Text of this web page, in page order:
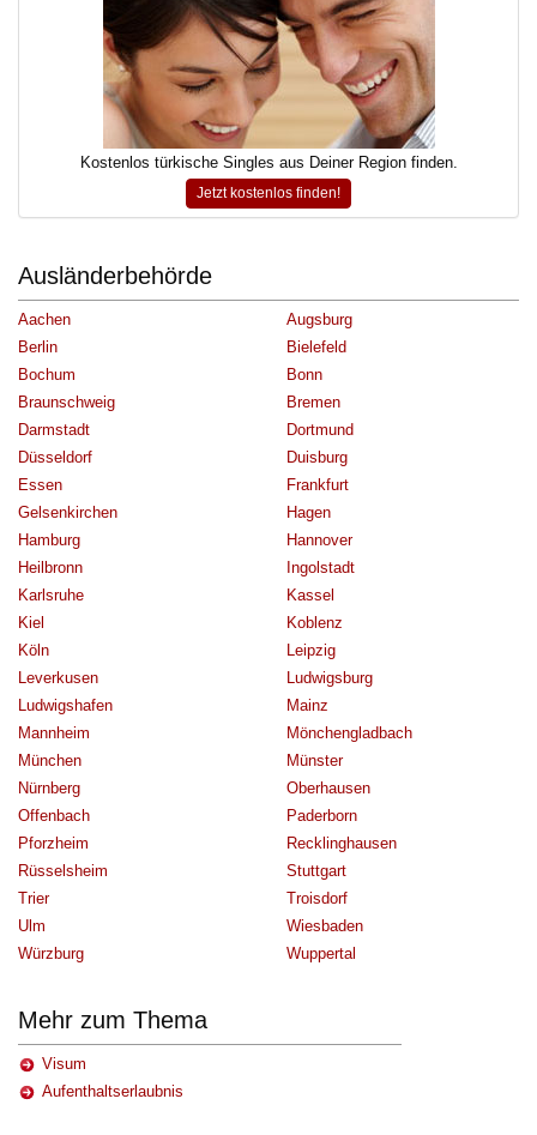
Kostenlos türkische Singles aus Deiner Region finden.
Jetzt kostenlos finden!
Ausländerbehörde
Aachen
Augsburg
Berlin
Bielefeld
Bochum
Bonn
Braunschweig
Bremen
Darmstadt
Dortmund
Düsseldorf
Duisburg
Essen
Frankfurt
Gelsenkirchen
Hagen
Hamburg
Hannover
Heilbronn
Ingolstadt
Karlsruhe
Kassel
Kiel
Koblenz
Köln
Leipzig
Leverkusen
Ludwigsburg
Ludwigshafen
Mainz
Mannheim
Mönchengladbach
München
Münster
Nürnberg
Oberhausen
Offenbach
Paderborn
Pforzheim
Recklinghausen
Rüsselsheim
Stuttgart
Trier
Troisdorf
Ulm
Wiesbaden
Würzburg
Wuppertal
Mehr zum Thema
Visum
Aufenthaltserlaubnis